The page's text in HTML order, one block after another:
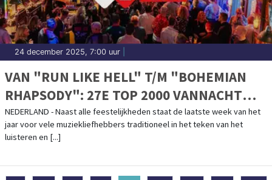
24 december 2025, 7:00 uur
VAN "RUN LIKE HELL" T/M "BOHEMIAN
RHAPSODY": 27E TOP 2000 VANNACHT
VAN START
NEDERLAND - Naast alle feestelijkheden staat de laatste week van het
jaar voor vele muziekliefhebbers traditioneel in het teken van het
luisteren en [...]